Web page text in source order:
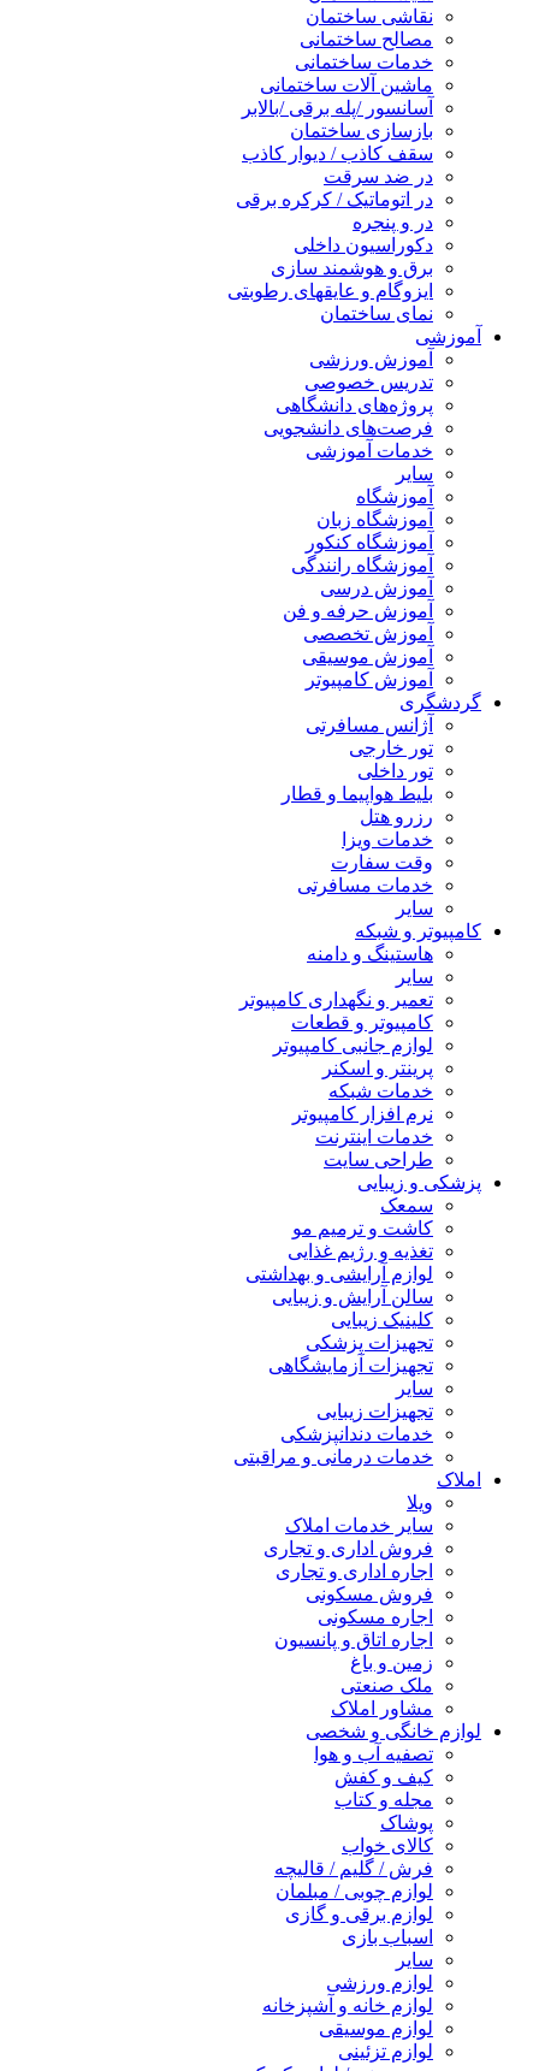
نقاشی ساختمان
مصالح ساختمانی
خدمات ساختمانی
ماشین آلات ساختمانی
آسانسور /پله برقی /بالابر
بازسازی ساختمان
سقف کاذب / دیوار کاذب
در ضد سرقت
در اتوماتیک / کرکره برقی
در و پنجره
دکوراسیون داخلی
برق و هوشمند سازی
ایزوگام و عایقهای رطوبتی
نمای ساختمان
آموزشی
آموزش ورزشی
تدریس خصوصی
پروژه‌های دانشگاهی
فرصت‌های دانشجویی
خدمات آموزشی
سایر
آموزشگاه
آموزشگاه زبان
آموزشگاه کنکور
آموزشگاه رانندگی
آموزش درسی
آموزش حرفه و فن
آموزش تخصصی
آموزش موسیقی
آموزش کامپیوتر
گردشگری
آژانس مسافرتی
تور خارجی
تور داخلی
بلیط هواپیما و قطار
رزرو هتل
خدمات ویزا
وقت سفارت
خدمات مسافرتی
سایر
کامپیوتر و شبکه
هاستینگ و دامنه
سایر
تعمیر و نگهداری کامپیوتر
کامپیوتر و قطعات
لوازم جانبی کامپیوتر
پرینتر و اسکنر
خدمات شبکه
نرم افزار کامپیوتر
خدمات اینترنت
طراحی سایت
پزشکی و زیبایی
سمعک
کاشت و ترمیم مو
تغذیه و رژیم غذایی
لوازم آرایشی و بهداشتی
سالن آرایش و زیبایی
کلینیک زیبایی
تجهیزات پزشکی
تجهیزات آزمایشگاهی
سایر
تجهیزات زیبایی
خدمات دندانپزشکی
خدمات درمانی و مراقبتی
املاک
ویلا
سایر خدمات املاک
فروش اداری و تجاری
اجاره اداری و تجاری
فروش مسکونی
اجاره مسکونی
اجاره اتاق و پانسیون
زمین و باغ
ملک صنعتی
مشاور املاک
لوازم خانگی و شخصی
تصفیه آب و هوا
کیف و کفش
مجله و کتاب
پوشاک
کالای خواب
فرش / گلیم / قالیچه
لوازم چوبی / مبلمان
لوازم برقی و گازی
اسباب بازی
سایر
لوازم ورزشی
لوازم خانه و آشپزخانه
لوازم موسیقی
لوازم تزئینی